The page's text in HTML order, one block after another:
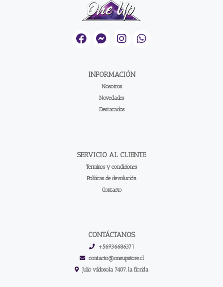
INFORMACIÓN
Nosotros
Novedades
Destacados
SERVICIO AL CLIENTE
Terminos y condiciones
Políticas de devolución
Contacto
CONTÁCTANOS
+56936686371
contacto@oneupstore.cl
Julio vildosola 7407, la florida